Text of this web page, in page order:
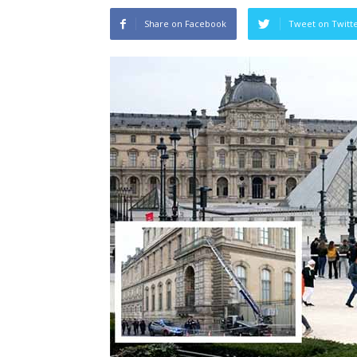
Share on Facebook Tweet on